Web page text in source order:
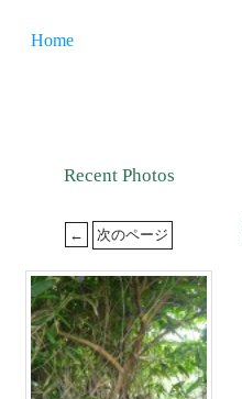
Home
Recent Photos